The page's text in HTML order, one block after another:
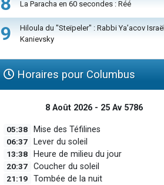
La Paracha en 60 secondes : Réé
9
Hiloula du "Steïpeler" : Rabbi Ya’acov Israël
Kanievsky
Horaires pour Columbus
8 Août 2026 - 25 Av 5786
05:38 Mise des Téfilines
06:37 Lever du soleil
13:38 Heure de milieu du jour
20:37 Coucher du soleil
21:19 Tombée de la nuit